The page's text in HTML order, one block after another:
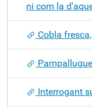
ni com la
Cobla
Interrogant